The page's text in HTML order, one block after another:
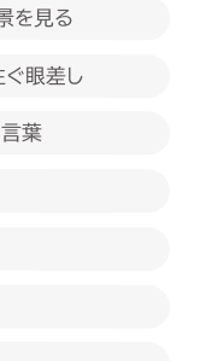
を見る
眼差し
葉